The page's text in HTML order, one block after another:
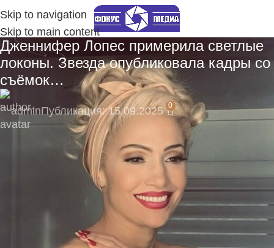
Skip to navigation
Skip to main content
Дженнифер Лопес примерила светлые
локоны. Звезда опубликовала кадры со
съёмок…
adminПубликация: 15.09.2025 0
🎁 Подпишитесь сейчас и не пропустите
эксклюзивные материалы!
Подпишитесь на наш Telegram-канал, там
моментальные уведомления:
https://t.me/fokmedia